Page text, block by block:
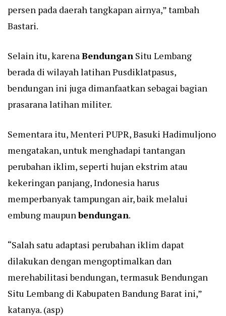
persen pada daerah tangkapan airnya,” tambah
Bastari.
Selain itu, karena Bendungan Situ Lembang
berada di wilayah latihan Pusdiklatpasus,
bendungan ini juga dimanfaatkan sebagai bagian
prasarana latihan militer.
Sementara itu, Menteri PUPR, Basuki Hadimuljono
mengatakan, untuk menghadapi tantangan
perubahan iklim, seperti hujan ekstrim atau
kekeringan panjang, Indonesia harus
memperbanyak tampungan air, baik melalui
embung maupunbendungan.
“Salah satu adaptasi perubahan iklim dapat
dilakukan dengan mengoptimalkan dan
merehabilitasi bendungan, termasuk Bendungan
Situ Lembang di Kabupaten Bandung Barat ini,”
katanya. (asp)